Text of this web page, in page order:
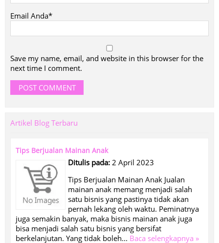
Email Anda*
Save my name, email, and website in this browser for the
next time I comment.
Artikel Blog Terbaru
Tips Berjualan Mainan Anak
Ditulis pada: 2 April 2023
Tips Berjualan Mainan Anak Jualan
mainan anak memang menjadi salah
satu bisnis yang pastinya tidak akan
pernah lekang oleh waktu. Peminatnya
juga semakin banyak, maka bisnis mainan anak juga
bisa menjadi salah satu bisnis yang bersifat
berkelanjutan. Yang tidak boleh... Baca selengkapnya »